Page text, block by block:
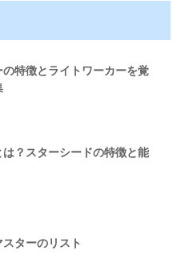
特徴とライトワーカーを覚
は？スターシードの特徴と能
ターのリスト